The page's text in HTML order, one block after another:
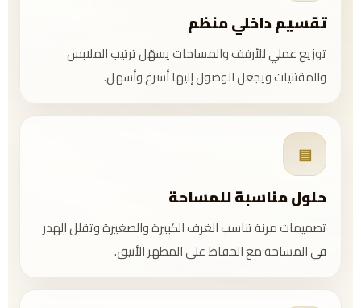
تقسيم داخلي منظم
توزيع عملي للأرفف والمساحات يسهّل ترتيب الملابس
والمقتنيات ويجعل الوصول إليها أسرع وأسهل.
▤
حلول مناسبة للمساحة
تصميمات مرنة تناسب الغرف الكبيرة والصغيرة وتقلل الهدر
في المساحة مع الحفاظ على المظهر الأنيق.